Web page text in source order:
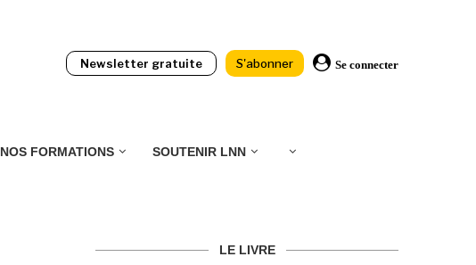
Newsletter gratuite S'abonner Se connecter
NOS FORMATIONS SOUTENIR LNN
LE LIVRE